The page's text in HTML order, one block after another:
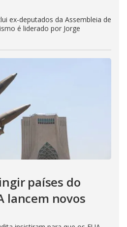
ex-deputados da Assembleia de
é liderado por Jorge
países do
lancem novos